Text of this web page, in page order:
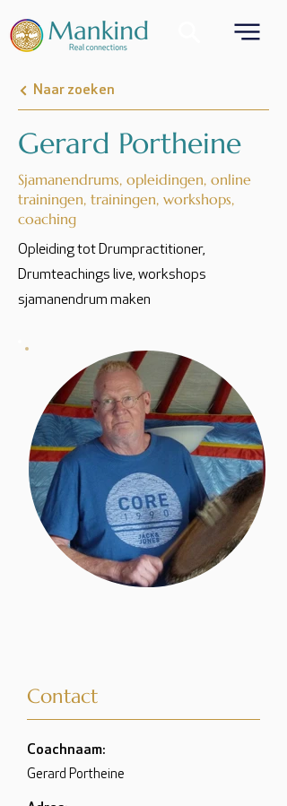
Naar zoeken
Gerard Portheine
Sjamanendrums, opleidingen, online
trainingen, trainingen, workshops,
coaching
Opleiding tot Drumpractitioner,
Drumteachings live, workshops
sjamanendrum maken
Contact
Coachnaam:
Gerard Portheine